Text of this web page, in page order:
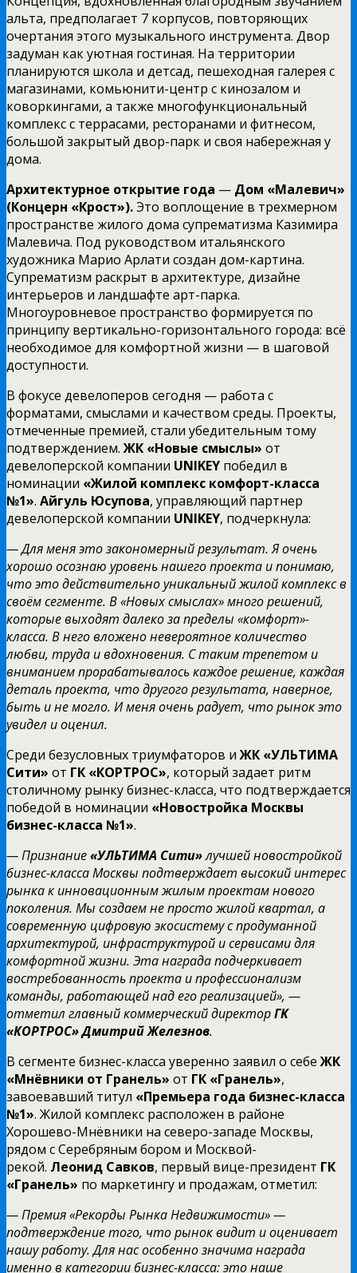
альта, предполагает 7 корпусов, повторяющих
очертания этого музыкального инструмента. Двор
задуман как уютная гостиная. На территории
планируются школа и детсад, пешеходная галерея с
магазинами, комьюнити-центр с кинозалом и
коворкингами, а также многофункциональный
комплекс с террасами, ресторанами и фитнесом,
большой закрытый двор-парк и своя набережная у
дома.
Архитектурное открытие года — Дом «Малевич»
(Концерн «Крост»).Это воплощение в трехмерном
пространстве жилого дома супрематизма Казимира
Малевича. Под руководством итальянского
художника Марио Арлати создан дом-картина.
Супрематизм раскрыт в архитектуре, дизайне
интерьеров и ландшафте арт-парка.
Многоуровневое пространство формируется по
принципу вертикально-горизонтального города: всё
необходимое для комфортной жизни — в шаговой
доступности.
В фокусе девелоперов сегодня — работа с
форматами, смыслами и качеством среды. Проекты,
отмеченные премией, стали убедительным тому
подтверждением.ЖК «Новые смыслы» от
девелоперской компании UNIKEY победил в
номинации «Жилой комплекс комфорт-класса
№1». Айгуль Юсупова, управляющий партнер
девелоперской компании UNIKEY, подчеркнула:
— Для меня это закономерный результат. Я очень
хорошо осознаю уровень нашего проекта и понимаю,
что это действительно уникальный жилой комплекс в
своём сегменте. В «Новых смыслах» много решений,
которые выходят далеко за пределы «комфорт»-
класса. В него вложено невероятное количество
любви, труда и вдохновения. С таким трепетом и
вниманием прорабатывалось каждое решение, каждая
деталь проекта, что другого результата, наверное,
быть и не могло. И меня очень радует, что рынок это
увидел и оценил.
Среди безусловных триумфаторов иЖК «УЛЬТИМА
Сити» от ГК «КОРТРОС», который задает ритм
столичному рынку бизнес-класса, что подтверждается
победой в номинации «Новостройка Москвы
бизнес-класса №1».
— Признание«УЛЬТИМА Сити»лучшей новостройкой
бизнес-класса Москвы подтверждает высокий интерес
рынка к инновационным жилым проектам нового
поколения. Мы создаем не просто жилой квартал, а
современную цифровую экосистему с продуманной
архитектурой, инфраструктурой и сервисами для
комфортной жизни. Эта награда подчеркивает
востребованность проекта и профессионализм
команды, работающей над его реализацией», —
отметил главный коммерческий директорГК
«КОРТРОС»Дмитрий Железнов.
В сегменте бизнес-класса уверенно заявил о себеЖК
«Мнёвники от Гранель» от ГК «Гранель»,
завоевавший титул «Премьера года бизнес-класса
№1». Жилой комплекс расположен в районе
Хорошево-Мнёвники на северо-западе Москвы,
рядом с Серебряным бором и Москвой-
рекой. Леонид Савков, первый вице-президент ГК
«Гранель» по маркетингу и продажам, отметил:
— Премия «Рекорды Рынка Недвижимости» —
подтверждение того, что рынок видит и оценивает
нашу работу. Для нас особенно значима награда
именно в категории бизнес-класса: это наше